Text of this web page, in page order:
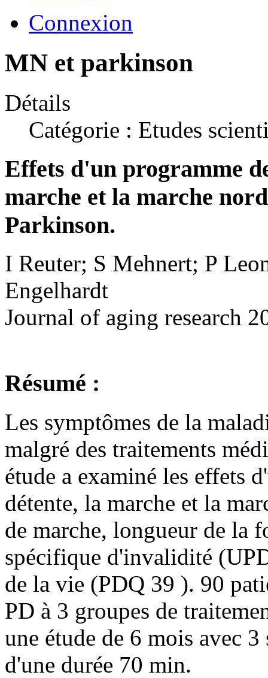
Connexion
MN et parkinson
Détails
Catégorie : Etudes
Effets d'un programme
marche et la marche
Parkinson.
I Reuter; S Mehnert; P
Engelhardt
Journal of aging research
Résumé :
Les symptômes de la
malgré des traitements
étude a examiné les effets
détente, la marche et la
de marche, longueur de la
spécifique d'invalidité
de la vie (PDQ 39 ). 90
PD à 3 groupes de
une étude de 6 mois avec 3
d'une durée 70 min.